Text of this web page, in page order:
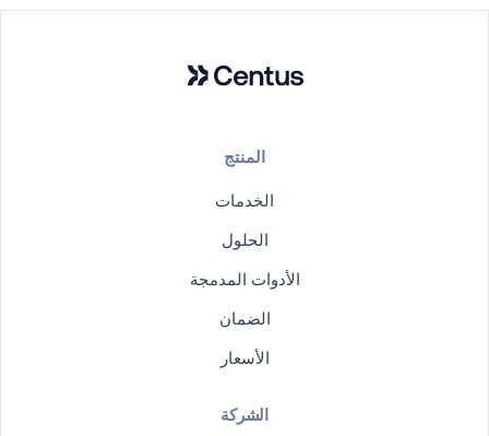
المنتج
الخدمات
الحلول
الأدوات المدمجة
الضمان
الأسعار
الشركة